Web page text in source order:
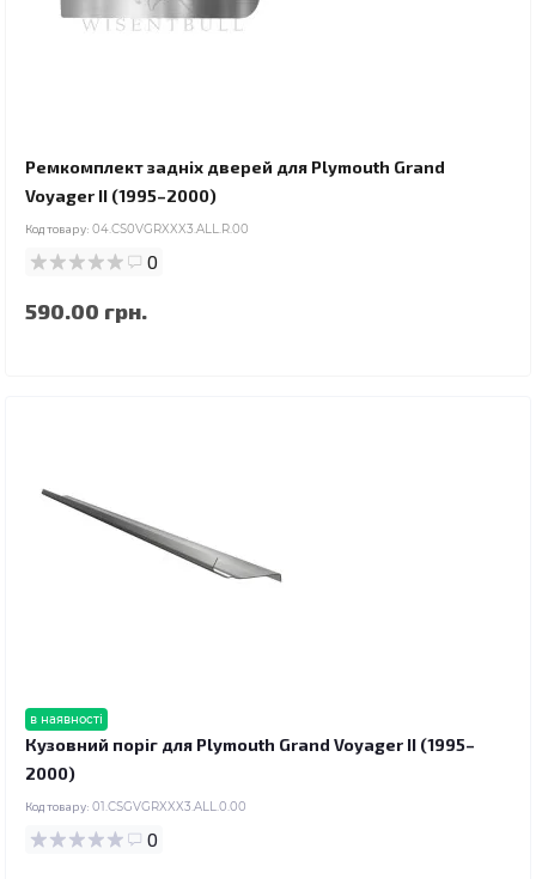
Ремкомплект задніх дверей для Plymouth Grand
Voyager II (1995–2000)
Код товару: 04.CS0VGRXXX3.ALL.R.00
0
590.00 грн.
в наявності
Кузовний поріг для Plymouth Grand Voyager II (1995–
2000)
Код товару: 01.CSGVGRXXX3.ALL.0.00
0